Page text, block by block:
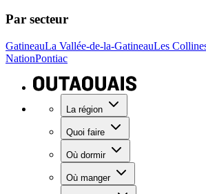
Par secteur
GatineauLa Vallée-de-la-GatineauLes
NationPontiac
La région
Quoi faire
Où dormir
Où manger